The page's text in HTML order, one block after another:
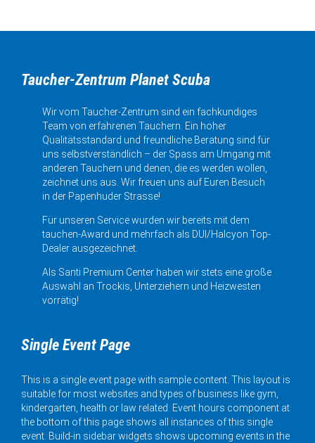
Taucher-Zentrum Planet Scuba
Wir vom Taucher-Zentrum sind ein fachkundiges
Team von erfahrenen Tauchern. Ein hoher
Qualitätsstandard und freundliche Beratung sind für
uns selbstverständlich – der Spass am Umgang mit
anderen Tauchern und denen, die es werden wollen,
zeichnet uns aus. Wir freuen uns auf Euren Besuch
in der Papenhuder Strasse!
Für unseren Service wurden wir bereits mit dem
tauchen-Award und mehrfach als DUI/Halcyon Top-
Dealer ausgezeichnet.
Als Santi Premium Center haben wir stets eine große
Auswahl an Trockis, Unterziehern und Heizwesten
vorrätig!
Single Event Page
This is a single event page with sample content. This layout is
suitable for most websites and types of business like gym,
kindergarten, health or law related. Event hours component at
the bottom of this page shows all instances of this single
event. Build-in sidebar widgets shows upcoming events in the